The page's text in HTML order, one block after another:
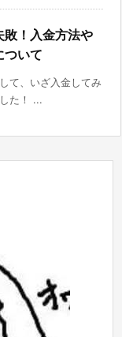
敗！入金方法や
ついて
て、いざ入金してみ
た！ ...